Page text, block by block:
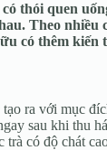
thói quen
Theo
có thêm kiến
ra với mục
sau khi thu
trà có độ chát